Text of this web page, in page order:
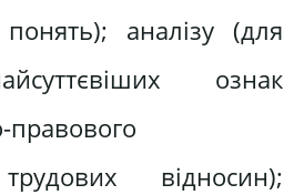
аналізу (для
ознак
правового
відносин);